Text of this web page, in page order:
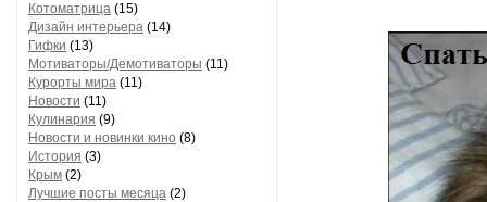
Котоматрица (15)
Дизайн интерьера (14)
Гифки (13)
Мотиваторы/Демотиваторы (11)
Курорты мира (11)
Новости (11)
Кулинария (9)
Новости и новинки кино (8)
История (3)
Крым (2)
Лучшие посты месяца (2)